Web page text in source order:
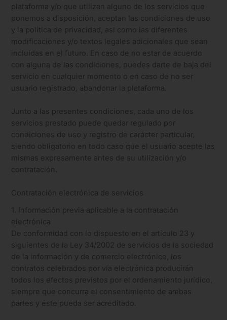
plataforma y/o que utilizan alguno de los servicios que
ponemos a disposición, aceptan las condiciones de uso
y la política de privacidad, así como las diferentes
modificaciones y/o textos legales adicionales que sean
incluidas en el futuro. En caso de no estar de acuerdo
con alguna de las condiciones, puedes darte de baja del
servicio en cualquier momento o en caso de no ser
usuario registrado, abandonar la plataforma.
Junto a las presentes condiciones, cada uno de los
servicios prestado puede quedar regulado por
condiciones de uso y registro de carácter particular,
siendo obligatorio en todo caso que el usuario acepte las
mismas expresamente antes de su utilización y/o
contratación.
Contratación electrónica de servicios
1. Información previa aplicable a la contratación
electrónica
De conformidad con lo dispuesto en el artículo 23 y
siguientes de la Ley 34/2002 de servicios de la sociedad
de la información y de comercio electrónico, los
contratos celebrados por vía electrónica producirán
todos los efectos previstos por el ordenamiento jurídico,
siempre que concurra el consentimiento de ambas
partes y éste pueda ser acreditado.